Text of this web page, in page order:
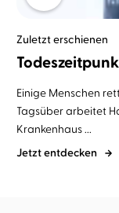
Zuletzt erschienen
Einige Menschen
Tagsüber arbeitet
Krankenhaus ...
Jetzt entdecken